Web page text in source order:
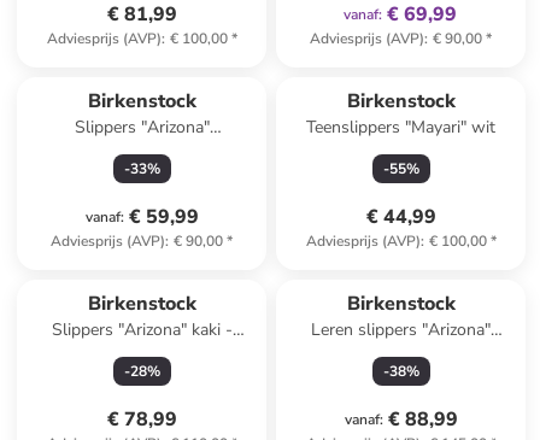
€ 81,99
Adviesprijs (AVP): € 100,00*
vanaf: € 69,99
Adviesprijs (AVP): € 90,00*
Birkenstock
Slippers "Arizona"
donkerblauw - wijdte S
-33%
vanaf: € 59,99
Adviesprijs (AVP): € 90,00*
Birkenstock
Teenslippers "Mayari" wit
-55%
€ 44,99
Adviesprijs (AVP): € 100,00*
Birkenstock
Slippers "Arizona" kaki -
wijdte S
-28%
€ 78,99
Birkenstock
Leren slippers "Arizona"
lichtbruin
-38%
vanaf: € 88,99